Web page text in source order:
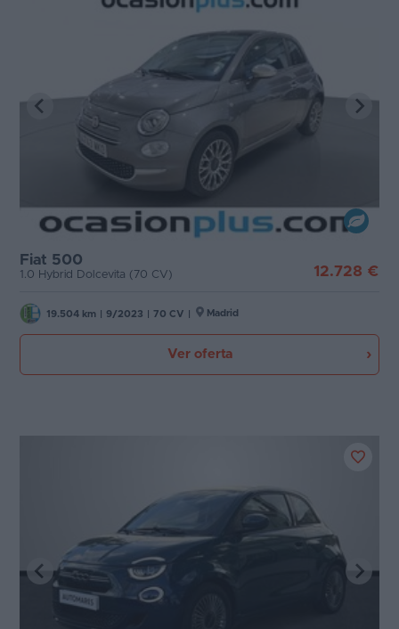
Fiat 500
1.0 Hybrid Dolcevita (70 CV) 12.728 €
19.504 km 9/2023 70 CV Madrid
Ver oferta